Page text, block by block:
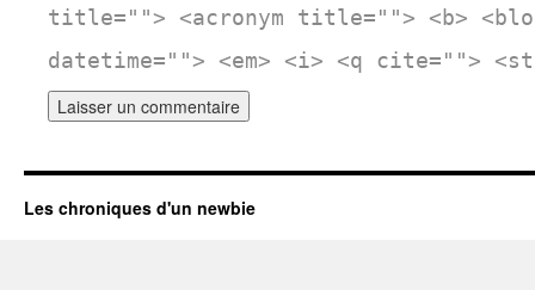
title=""> <acronym title=""> <b>
datetime=""> <em> <i> <q cite="">
Les chroniques d'un newbie